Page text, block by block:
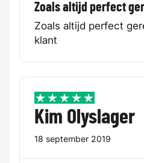
Zoals altijd perfect
Zoals altijd perfect
klant
5 / 5
Kim Olyslager
18 september 2019